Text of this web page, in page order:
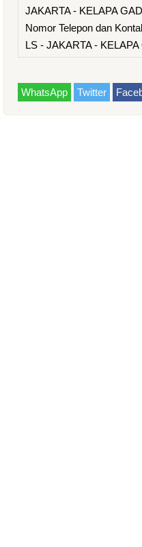
JAKARTA - KELAPA
Nomor Telepon dan
LS - JAKARTA -
WhatsApp Twitter